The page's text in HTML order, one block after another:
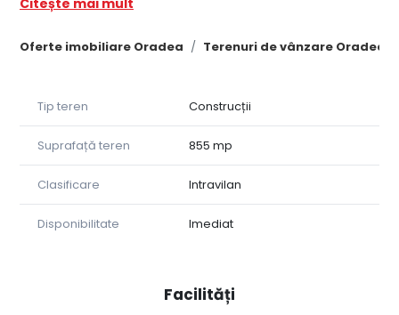
Oferte imobiliare Oradea Terenuri de vânzare Oradea
Utilitati : apa,canalizare,curent electric.
Pretul propus este de 69.000 euro
Citește mai mult
Tip teren Construcții
Suprafață teren 855 mp
Clasificare Intravilan
Disponibilitate Imediat
Facilități